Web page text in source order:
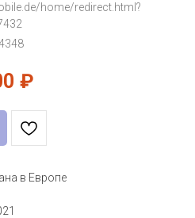
home/redirect.html?
₽
в Европе